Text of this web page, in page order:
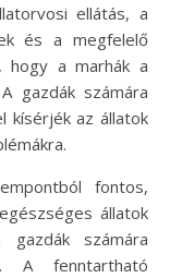
ellátás, a
és a megfelelő
hogy a marhák a
gazdák számára
kísérjék az állatok
fontos,
állatok
számára
A fenntartható